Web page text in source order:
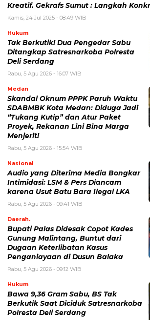
Kreatif. Gekrafs Sumut : Langkah
Kamis, 24 Jul 2025 - 08:49 WIB
Hukum
Tak Berkutik! Dua Pengedar Sabu
Ditangkap Satresnarkoba Polresta
Deli Serdang
Rabu, 5 Agu 2026 - 16:07 WIB
Medan
Skandal Oknum PPPK Paruh Waktu
SDABMBK Kota Medan: Diduga Jadi
“Tukang Kutip” dan Atur Paket
Proyek, Rekanan Lini Bina Marga
Menjerit!
Rabu, 5 Agu 2026 - 15:54 WIB
Nasional
Audio yang Diterima Media Bongkar
Intimidasi: LSM & Pers Diancam
karena Usut Batu Bara Ilegal LKA
Rabu, 5 Agu 2026 - 09:41 WIB
Daerah.
Bupati Palas Didesak Copot Kades
Gunung Malintang, Buntut dari
Dugaan Keterlibatan Kasus
Penganiayaan di Dusun Balaka
Rabu, 5 Agu 2026 - 09:12 WIB
Hukum
Bawa 9,36 Gram Sabu, BS Tak
Berkutik Saat Diciduk Satresnarkoba
Polresta Deli Serdang